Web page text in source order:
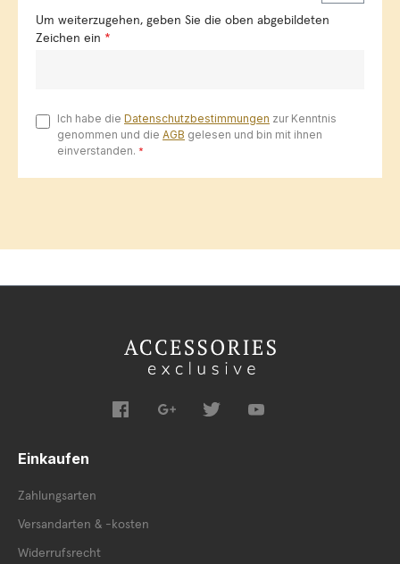
Um weiterzugehen, geben Sie die oben abgebildeten
Zeichen ein *
Ich habe die Datenschutzbestimmungen zur Kenntnis
genommen und die AGB gelesen und bin mit ihnen
einverstanden. *
Einkaufen
Zahlungsarten
Versandarten & -kosten
Widerrufsrecht